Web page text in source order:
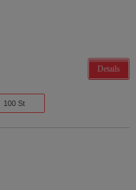
Details
100 St